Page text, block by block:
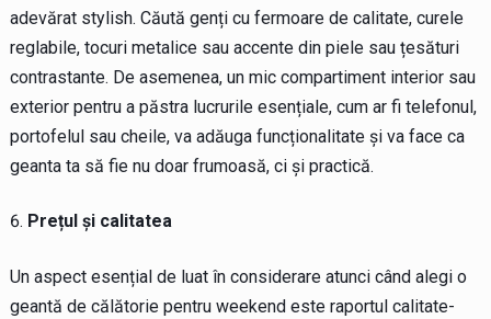
adevărat stylish. Căută genți cu fermoare de calitate, curele
reglabile, tocuri metalice sau accente din piele sau țesături
contrastante. De asemenea, un mic compartiment interior sau
exterior pentru a păstra lucrurile esențiale, cum ar fi telefonul,
portofelul sau cheile, va adăuga funcționalitate și va face ca
geanta ta să fie nu doar frumoasă, ci și practică.
Prețul și calitatea
Un aspect esențial de luat în considerare atunci când alegi o
geantă de călătorie pentru weekend este raportul calitate-